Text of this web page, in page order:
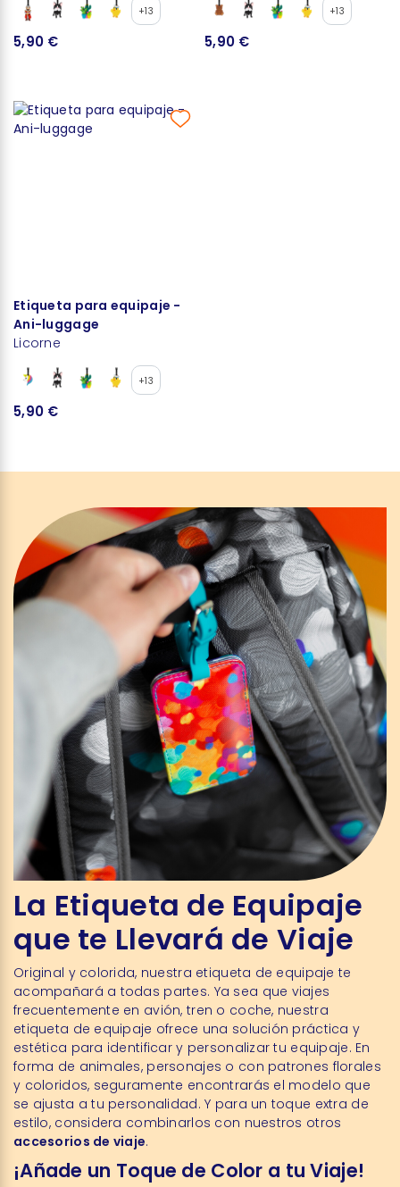
+13
5,90 €
+13
5,90 €
Etiqueta para equipaje -
Ani-luggage
Licorne
+13
5,90 €
La Etiqueta de Equipaje
que te Llevará de Viaje
Original y colorida, nuestra etiqueta de equipaje te
acompañará a todas partes. Ya sea que viajes
frecuentemente en avión, tren o coche, nuestra
etiqueta de equipaje ofrece una solución práctica y
estética para identificar y personalizar tu equipaje. En
forma de animales, personajes o con patrones florales
y coloridos, seguramente encontrarás el modelo que
se ajusta a tu personalidad. Y para un toque extra de
estilo, considera combinarlos con nuestros otros
accesorios de viaje.
¡Añade un Toque de Color a tu Viaje!